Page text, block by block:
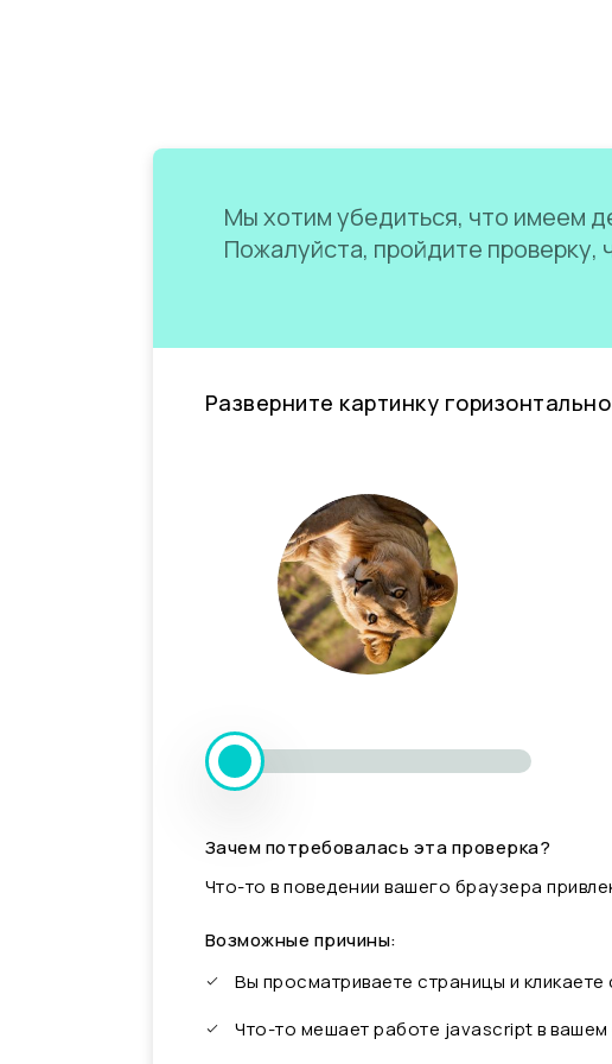
Мы хотим убедиться, что имеем
Пожалуйста, пройдите проверку,
Разверните картинку горизонтально
Зачем потребовалась эта проверка?
Что-то в поведении вашего браузера
Возможные причины:
Вы просматриваете страницы и
Что-то мешает работе javascript в вашем